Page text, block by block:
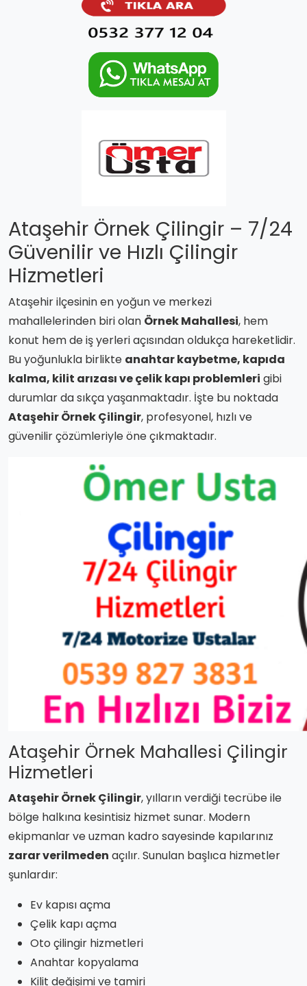
Ataşehir Örnek Çilingir – 7/24
Güvenilir ve Hızlı Çilingir
Hizmetleri
Ataşehir ilçesinin en yoğun ve merkezi
mahallelerinden biri olan Örnek Mahallesi, hem
konut hem de iş yerleri açısından oldukça hareketlidir.
Bu yoğunlukla birlikte anahtar kaybetme, kapıda
kalma, kilit arızası ve çelik kapı problemleri gibi
durumlar da sıkça yaşanmaktadır. İşte bu noktada
Ataşehir Örnek Çilingir, profesyonel, hızlı ve
güvenilir çözümleriyle öne çıkmaktadır.
Ataşehir Örnek Mahallesi Çilingir
Hizmetleri
Ataşehir Örnek Çilingir, yılların verdiği tecrübe ile
bölge halkına kesintisiz hizmet sunar. Modern
ekipmanlar ve uzman kadro sayesinde kapılarınız
zarar verilmeden açılır. Sunulan başlıca hizmetler
şunlardır:
Ev kapısı açma
Çelik kapı açma
Oto çilingir hizmetleri
Anahtar kopyalama
Kilit değişimi ve tamiri